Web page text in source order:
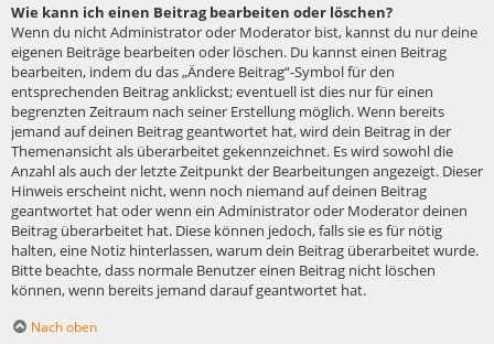
Wie kann ich einen Beitrag bearbeiten oder löschen?
Wenn du nicht Administrator oder Moderator bist, kannst du nur deine
eigenen Beiträge bearbeiten oder löschen. Du kannst einen Beitrag
bearbeiten, indem du das „Ändere Beitrag“-Symbol für den
entsprechenden Beitrag anklickst; eventuell ist dies nur für einen
begrenzten Zeitraum nach seiner Erstellung möglich. Wenn bereits
jemand auf deinen Beitrag geantwortet hat, wird dein Beitrag in der
Themenansicht als überarbeitet gekennzeichnet. Es wird sowohl die
Anzahl als auch der letzte Zeitpunkt der Bearbeitungen angezeigt. Dieser
Hinweis erscheint nicht, wenn noch niemand auf deinen Beitrag
geantwortet hat oder wenn ein Administrator oder Moderator deinen
Beitrag überarbeitet hat. Diese können jedoch, falls sie es für nötig
halten, eine Notiz hinterlassen, warum dein Beitrag überarbeitet wurde.
Bitte beachte, dass normale Benutzer einen Beitrag nicht löschen
können, wenn bereits jemand darauf geantwortet hat.
Nach oben